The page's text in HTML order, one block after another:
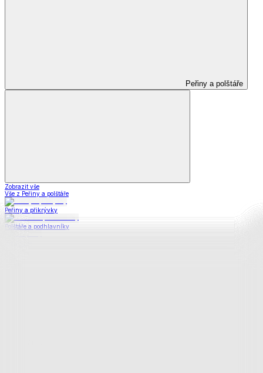
Peřiny a polštáře
Zobrazit vše
Vše z Peřiny a polštáře
Peřiny a přikrývky
Polštáře a podhlavníky